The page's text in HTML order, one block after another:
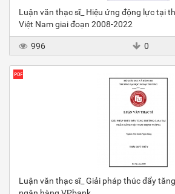
Luận văn thạc sĩ_ Hiệu ứng động lực tại
Việt Nam giai đoạn 2008-2022
996 0
Luận văn thạc sĩ_ Giải pháp thúc đẩy